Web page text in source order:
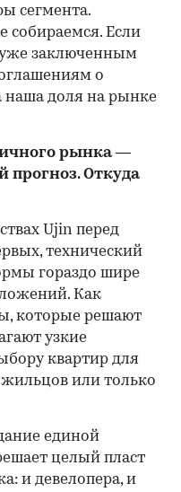
сегмента.
собираемся. Если
заключенным
о
наша доля на рынке
рынка —
прогноз. Откуда
Ujin перед
технический
гораздо шире
Как
которые решают
узкие
квартир для
жильцов или только
единой
целый пласт
и девелопера, и